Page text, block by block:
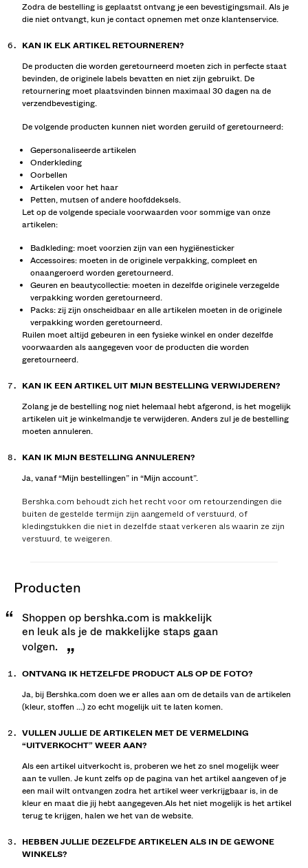
Zodra de bestelling is geplaatst ontvang je een bevestigingsmail. Als je
die niet ontvangt, kun je contact opnemen met onze klantenservice.
KAN IK ELK ARTIKEL RETOURNEREN?
De producten die worden geretourneerd moeten zich in perfecte staat
bevinden, de originele labels bevatten en niet zijn gebruikt. De
retournering moet plaatsvinden binnen maximaal 30 dagen na de
verzendbevestiging.
De volgende producten kunnen niet worden geruild of geretourneerd:
Gepersonaliseerde artikelen
Onderkleding
Oorbellen
Artikelen voor het haar
Petten, mutsen of andere hoofddeksels.
Let op de volgende speciale voorwaarden voor sommige van onze
artikelen:
Badkleding: moet voorzien zijn van een hygiënesticker
Accessoires: moeten in de originele verpakking, compleet en
onaangeroerd worden geretourneerd.
Geuren en beautycollectie: moeten in dezelfde originele verzegelde
verpakking worden geretourneerd.
Packs: zij zijn onscheidbaar en alle artikelen moeten in de originele
verpakking worden geretourneerd.
Ruilen moet altijd gebeuren in een fysieke winkel en onder dezelfde
voorwaarden als aangegeven voor de producten die worden
geretourneerd.
KAN IK EEN ARTIKEL UIT MIJN BESTELLING VERWIJDEREN?
Zolang je de bestelling nog niet helemaal hebt afgerond, is het mogelijk
artikelen uit je winkelmandje te verwijderen. Anders zul je de bestelling
moeten annuleren.
KAN IK MIJN BESTELLING ANNULEREN?
Ja, vanaf “Mijn bestellingen” in “Mijn account”.
Bershka.com behoudt zich het recht voor om retourzendingen die
buiten de gestelde termijn zijn aangemeld of verstuurd, of
kledingstukken die niet in dezelfde staat verkeren als waarin ze zijn
verstuurd, te weigeren.
producten
Shoppen op bershka.com is makkelijk
en leuk als je de makkelijke staps gaan
volgen.
ONTVANG IK HETZELFDE PRODUCT ALS OP DE FOTO?
Ja, bij Bershka.com doen we er alles aan om de details van de artikelen
(kleur, stoffen ...) zo echt mogelijk uit te laten komen.
VULLEN JULLIE DE ARTIKELEN MET DE VERMELDING
“UITVERKOCHT” WEER AAN?
Als een artikel uitverkocht is, proberen we het zo snel mogelijk weer
aan te vullen. Je kunt zelfs op de pagina van het artikel aangeven of je
een mail wilt ontvangen zodra het artikel weer verkrijgbaar is, in de
kleur en maat die jij hebt aangegeven.Als het niet mogelijk is het artikel
terug te krijgen, halen we het van de website.
HEBBEN JULLIE DEZELFDE ARTIKELEN ALS IN DE GEWONE
WINKELS?